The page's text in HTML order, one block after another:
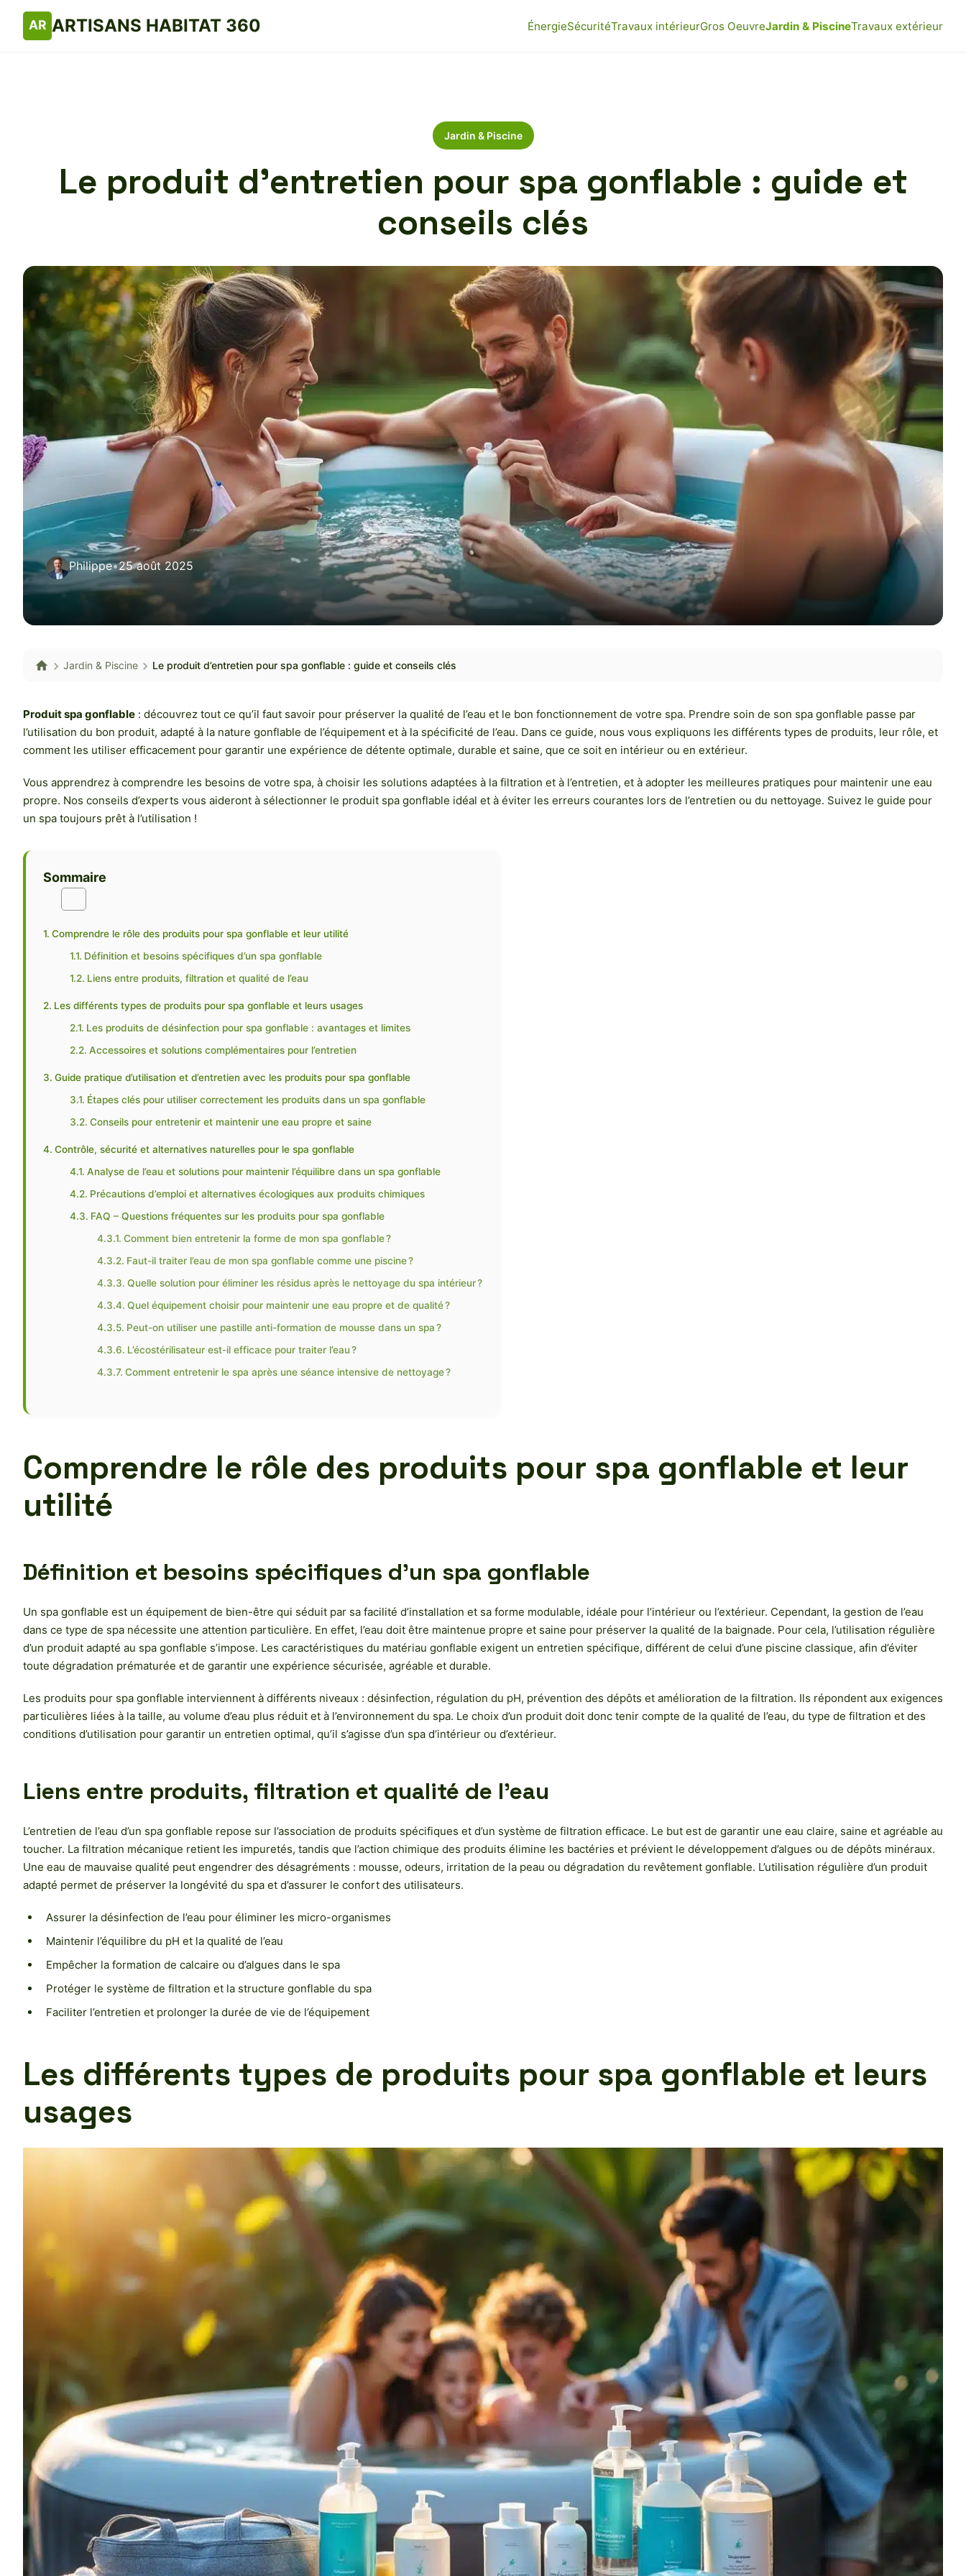
ARTISANS HABITAT 360 ÉnergieSécuritéTravaux intérieurGros OeuvreJardin & PiscineTravaux extérieur
Jardin & Piscine
Le produit d’entretien pour spa gonflable : guide et
conseils clés
Philippe•25 août 2025
Jardin & Piscine Le produit d’entretien pour spa gonflable : guide et conseils clés
Produit spa gonflable : découvrez tout ce qu’il faut savoir pour préserver la qualité de l’eau et le bon fonctionnement de votre spa. Prendre soin de son spa gonflable passe par
l’utilisation du bon produit, adapté à la nature gonflable de l’équipement et à la spécificité de l’eau. Dans ce guide, nous vous expliquons les différents types de produits, leur rôle, et
comment les utiliser efficacement pour garantir une expérience de détente optimale, durable et saine, que ce soit en intérieur ou en extérieur.
Vous apprendrez à comprendre les besoins de votre spa, à choisir les solutions adaptées à la filtration et à l’entretien, et à adopter les meilleures pratiques pour maintenir une eau
propre. Nos conseils d’experts vous aideront à sélectionner le produit spa gonflable idéal et à éviter les erreurs courantes lors de l’entretien ou du nettoyage. Suivez le guide pour
un spa toujours prêt à l’utilisation !
Sommaire
Comprendre le rôle des produits pour spa gonflable et leur utilité
Définition et besoins spécifiques d’un spa gonflable
Liens entre produits, filtration et qualité de l’eau
Les différents types de produits pour spa gonflable et leurs usages
Les produits de désinfection pour spa gonflable : avantages et limites
Accessoires et solutions complémentaires pour l’entretien
Guide pratique d’utilisation et d’entretien avec les produits pour spa gonflable
Étapes clés pour utiliser correctement les produits dans un spa gonflable
Conseils pour entretenir et maintenir une eau propre et saine
Contrôle, sécurité et alternatives naturelles pour le spa gonflable
Analyse de l’eau et solutions pour maintenir l’équilibre dans un spa gonflable
Précautions d’emploi et alternatives écologiques aux produits chimiques
FAQ – Questions fréquentes sur les produits pour spa gonflable
Comment bien entretenir la forme de mon spa gonflable ?
Faut-il traiter l’eau de mon spa gonflable comme une piscine ?
Quelle solution pour éliminer les résidus après le nettoyage du spa intérieur ?
Quel équipement choisir pour maintenir une eau propre et de qualité ?
Peut-on utiliser une pastille anti-formation de mousse dans un spa ?
L’écostérilisateur est-il efficace pour traiter l’eau ?
Comment entretenir le spa après une séance intensive de nettoyage ?
Comprendre le rôle des produits pour spa gonflable et leur
utilité
Définition et besoins spécifiques d’un spa gonflable
Un spa gonflable est un équipement de bien-être qui séduit par sa facilité d’installation et sa forme modulable, idéale pour l’intérieur ou l’extérieur. Cependant, la gestion de l’eau
dans ce type de spa nécessite une attention particulière. En effet, l’eau doit être maintenue propre et saine pour préserver la qualité de la baignade. Pour cela, l’utilisation régulière
d’un produit adapté au spa gonflable s’impose. Les caractéristiques du matériau gonflable exigent un entretien spécifique, différent de celui d’une piscine classique, afin d’éviter
toute dégradation prématurée et de garantir une expérience sécurisée, agréable et durable.
Les produits pour spa gonflable interviennent à différents niveaux : désinfection, régulation du pH, prévention des dépôts et amélioration de la filtration. Ils répondent aux exigences
particulières liées à la taille, au volume d’eau plus réduit et à l’environnement du spa. Le choix d’un produit doit donc tenir compte de la qualité de l’eau, du type de filtration et des
conditions d’utilisation pour garantir un entretien optimal, qu’il s’agisse d’un spa d’intérieur ou d’extérieur.
Liens entre produits, filtration et qualité de l’eau
L’entretien de l’eau d’un spa gonflable repose sur l’association de produits spécifiques et d’un système de filtration efficace. Le but est de garantir une eau claire, saine et agréable au
toucher. La filtration mécanique retient les impuretés, tandis que l’action chimique des produits élimine les bactéries et prévient le développement d’algues ou de dépôts minéraux.
Une eau de mauvaise qualité peut engendrer des désagréments : mousse, odeurs, irritation de la peau ou dégradation du revêtement gonflable. L’utilisation régulière d’un produit
adapté permet de préserver la longévité du spa et d’assurer le confort des utilisateurs.
Assurer la désinfection de l’eau pour éliminer les micro-organismes
Maintenir l’équilibre du pH et la qualité de l’eau
Empêcher la formation de calcaire ou d’algues dans le spa
Protéger le système de filtration et la structure gonflable du spa
Faciliter l’entretien et prolonger la durée de vie de l’équipement
Les différents types de produits pour spa gonflable et leurs
usages